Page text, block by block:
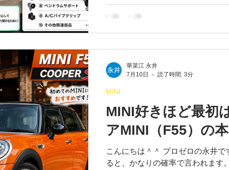
の？」 「見積書を見てもカタカ
てMINIに乗る方や女性オーナー様
くいただきます。 そこで今回は
かりやすく解説していきます！ 今
フルード（ブレーキオイル） ・エ
フィルター ・フロントワイパーゴ
は車検時の定番メニューです。 ブ
換が推奨されており、安全に止ま
MINI好きほど最初
アMINI（F55）の
こんにちは＾＾ プロゼロの永井
ると、かなりの確率で言われます
MINI
華菜江 永井
7月10日
読了時間: 3分